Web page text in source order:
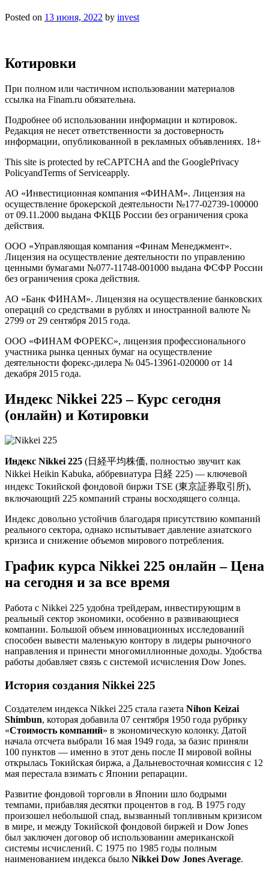
Posted on 13 июня, 2022 by invest
Котировки
При полном или частичном использовании материалов
ссылка на Finam.ru обязательна.
Подробнее об использовании информации и котировок.
Редакция не несет ответственности за достоверность
информации, опубликованной в рекламных объявлениях. 18+
This site is protected by reCAPTCHA and the GooglePrivacy
PolicyandTerms of Serviceapply.
АО «Инвестиционная компания «ФИНАМ». Лицензия на
осуществление брокерской деятельности №177-02739-100000
от 09.11.2000 выдана ФКЦБ России без ограничения срока
действия.
ООО «Управляющая компания «Финам Менеджмент».
Лицензия на осуществление деятельности по управлению
ценными бумагами №077-11748-001000 выдана ФСФР России
без ограничения срока действия.
АО «Банк ФИНАМ». Лицензия на осуществление банковских
операций со средствами в рублях и иностранной валюте №
2799 от 29 сентября 2015 года.
ООО «ФИНАМ ФОРЕКС», лицензия профессионального
участника рынка ценных бумаг на осуществление
деятельности форекс-дилера № 045-13961-020000 от 14
декабря 2015 года.
Индекс Nikkei 225 – Курс сегодня
(онлайн) и Котировки
Индекс Nikkei 225 (日経平均株価, полностью звучит как
Nikkei Heikin Kabuka, аббревиатура 日経 225) — ключевой
индекс Токийской фондовой биржи TSE (東京証券取引所),
включающий 225 компаний страны восходящего солнца.
Индекс довольно устойчив благодаря присутствию компаний
реального сектора, однако испытывает давление азиатского
кризиса и снижение объемов мирового потребления.
График курса Nikkei 225 онлайн – Цена
на сегодня и за все время
Работа с Nikkei 225 удобна трейдерам, инвестирующим в
реальный сектор экономики, особенно в развивающиеся
компании. Большой объем инновационных исследований
способен вывести маленькую контору в лидеры рыночного
направления и принести многомиллионные доходы. Удобства
работы добавляет связь с системой исчисления Dow Jones.
История создания Nikkei 225
Создателем индекса Nikkei 225 стала газета Nihon Keizai
Shimbun, которая добавила 07 сентября 1950 года рубрику
«Стоимость компаний» в экономическую колонку. Датой
начала отсчета выбрали 16 мая 1949 года, за базис приняли
100 пунктов — именно в этот день после II мировой войны
открылась Токийская биржа, а Дальневосточная комиссия с 12
мая перестала взимать с Японии репарации.
Развитие фондовой торговли в Японии шло бодрыми
темпами, прибавляя десятки процентов в год. В 1975 году
произошел небольшой спад, вызванный топливным кризисом
в мире, и между Токийской фондовой биржей и Dow Jones
был заключен договор об использовании американской
системы исчислений. С 1975 по 1985 годы полным
наименованием индекса было Nikkei Dow Jones Average.